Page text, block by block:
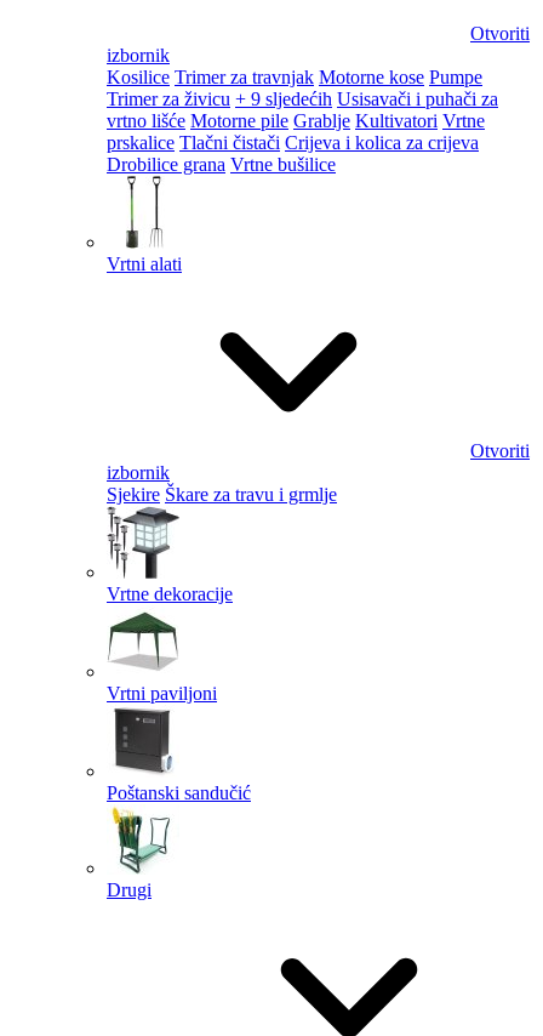
Otvoriti
izbornik
Kosilice Trimer za travnjak Motorne kose Pumpe
Trimer za živicu + 9 sljedećih Usisavači i puhači za
vrtno lišće Motorne pile Grablje Kultivatori Vrtne
prskalice Tlačni čistači Crijeva i kolica za crijeva
Drobilice grana Vrtne bušilice
Vrtni alati
Otvoriti
izbornik
Sjekire Škare za travu i grmlje
Vrtne dekoracije
Vrtni paviljoni
Poštanski sandučić
Drugi